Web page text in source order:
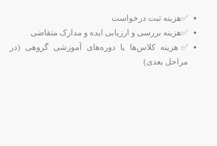
✅هزینه ثبت درخواست
✅هزینه بررسی و ارزیابی ایده و مدارک متقاضی
✅هزینه کلاس‌ها یا دوره‌های آموزشی گروهی (در
مراحل بعدی)